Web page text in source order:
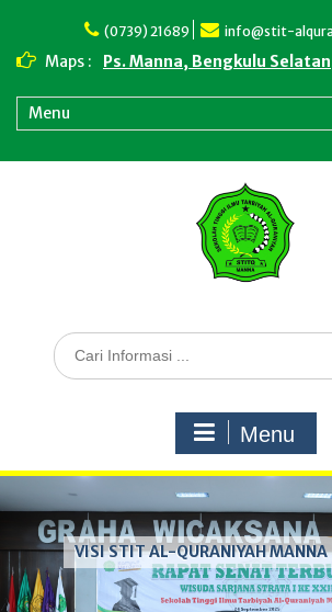
content
(0739) 21689 info@stit-
Maps : Ps. Manna, Bengkulu
Menu
Search
for:
Menu
VISI STIT AL-QURANIYAH MANNA